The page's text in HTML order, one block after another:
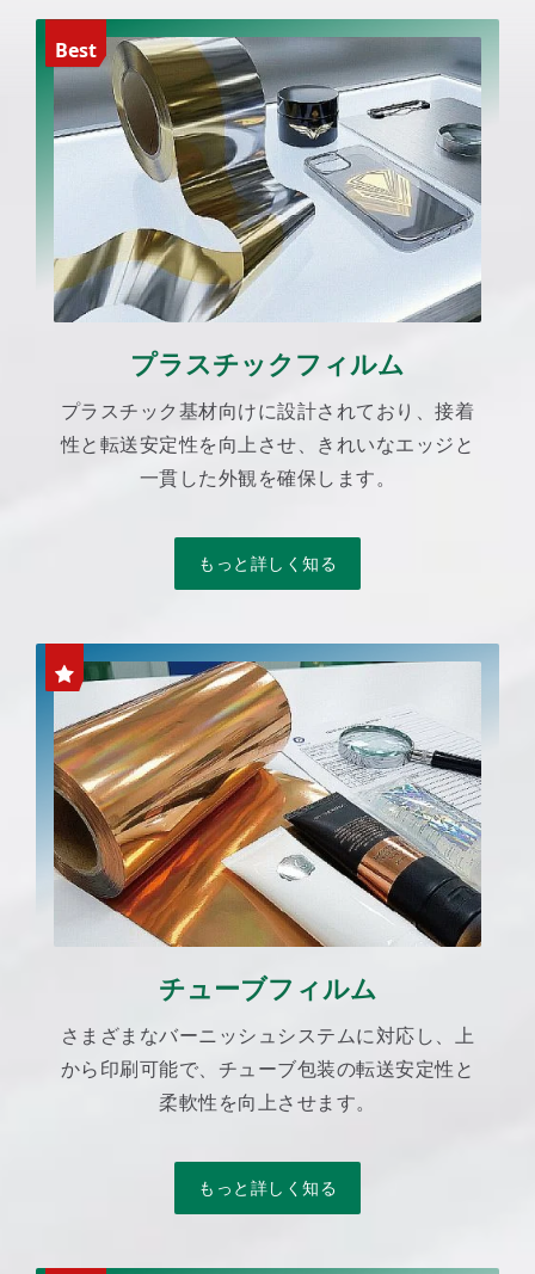
Best
プラスチックフィルム
プラスチック基材向けに設計されており、接着
性と転送安定性を向上させ、きれいなエッジと
一貫した外観を確保します。
もっと詳しく知る
チューブフィルム
さまざまなバーニッシュシステムに対応し、上
から印刷可能で、チューブ包装の転送安定性と
柔軟性を向上させます。
もっと詳しく知る